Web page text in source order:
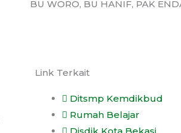
BU WORO, BU HANIF, PAK
Link Terkait
Ditsmp Kemdikbud
Rumah Belajar